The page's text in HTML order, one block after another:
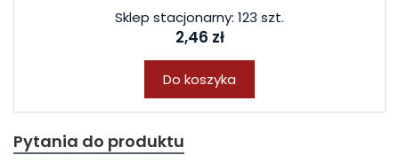
Sklep stacjonarny: 123 szt.
2,46 zł
Do koszyka
Pytania do produktu